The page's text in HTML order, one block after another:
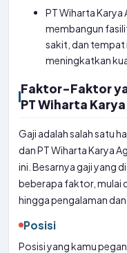
PT Wiharta Karya
membangun
sakit, dan tempat
meningkatkan
Faktor-Faktor
PT Wiharta
Gaji adalah salah satu
dan PT Wiharta Karya
ini. Besarnya gaji yang
beberapa faktor, mulai
hingga pengalaman
Posisi
Posisi yang kamu